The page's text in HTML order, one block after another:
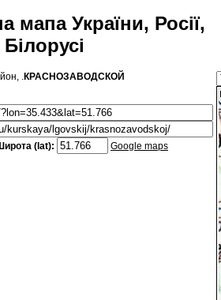
мапа України, Росії,
Білорусі
.КРАСНОЗАВОДСКОЙ
(lat): Google maps